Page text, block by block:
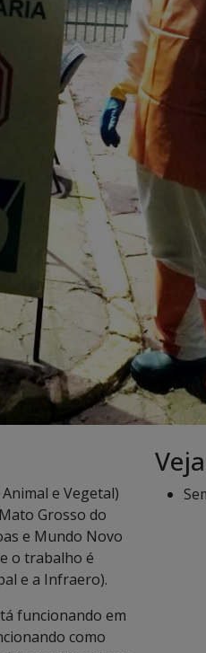
e Vegetal)
Grosso do
e Mundo Novo
o trabalho é
e a Infraero).
funcionando em
como